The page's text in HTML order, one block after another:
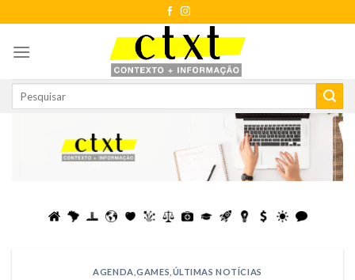
to
content
AGENDA ,GAMES ÚLTIMAS NOTÍCIAS